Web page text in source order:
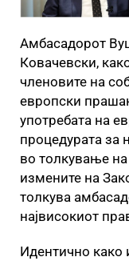
Амбасадорот
Ковачевски,
членовите на
европски
употребата на
процедурата за
во толкување
измените на
толкува
највисокиот
Идентично како